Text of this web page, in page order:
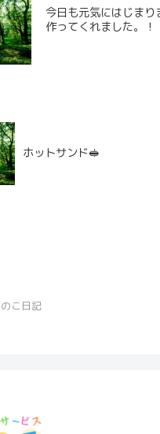
今日も元気にはじま
作ってくれました。
ホットサンド🥪
こ日記